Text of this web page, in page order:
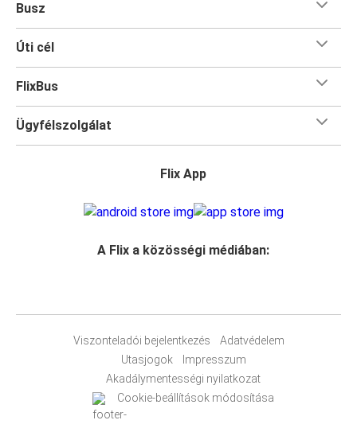
Busz
Úti cél
FlixBus
Ügyfélszolgálat
Flix App
A Flix a közösségi médiában:
Viszonteladói bejelentkezés
Adatvédelem
Utasjogok
Impresszum
Akadálymentességi nyilatkozat
Cookie-beállítások módosítása